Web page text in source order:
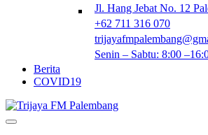
Jl. Hang Jebat No. 12
+62 711 316 070
Senin – Sabtu: 8:00
Berita
COVID19